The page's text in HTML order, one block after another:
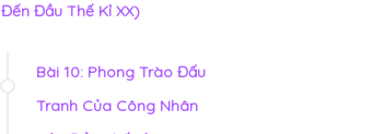
Đến Đầu Thế Kỉ XX)
Bài 10: Phong Trào Đấu
Tranh Của Công Nhân